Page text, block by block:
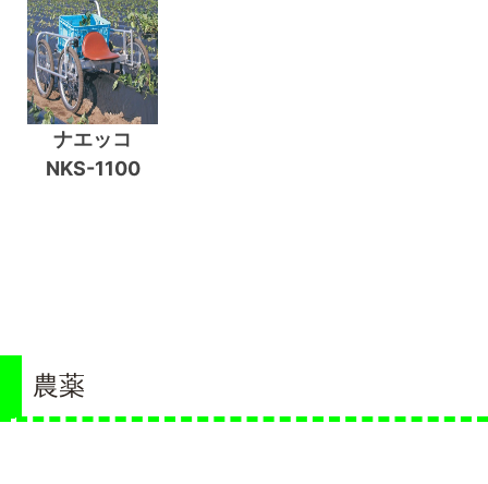
ナエッコ
NKS-1100
農薬